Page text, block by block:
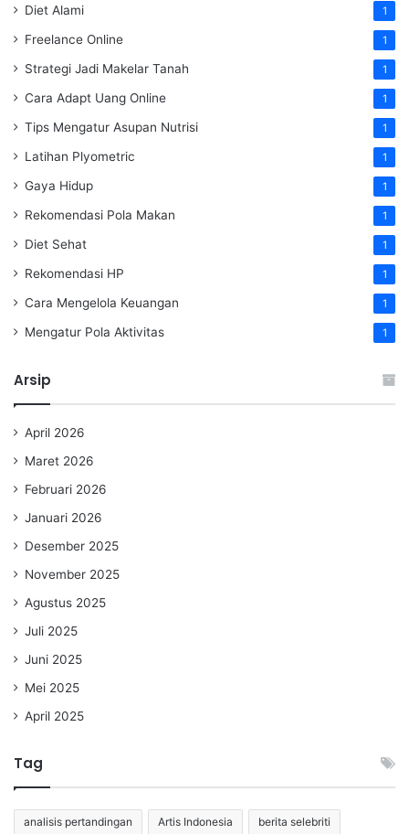
Diet Alami 1
Freelance Online 1
Strategi Jadi Makelar Tanah 1
Cara Adapt Uang Online 1
Tips Mengatur Asupan Nutrisi 1
Latihan Plyometric 1
Gaya Hidup 1
Rekomendasi Pola Makan 1
Diet Sehat 1
Rekomendasi HP 1
Cara Mengelola Keuangan 1
Mengatur Pola Aktivitas 1
Arsip
April 2026
Maret 2026
Februari 2026
Januari 2026
Desember 2025
November 2025
Agustus 2025
Juli 2025
Juni 2025
Mei 2025
April 2025
Tag
analisis pertandingan Artis Indonesia berita selebriti